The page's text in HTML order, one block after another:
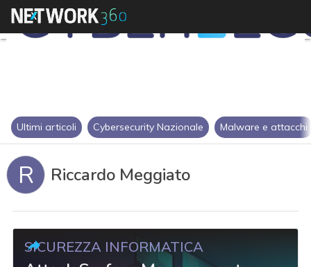
Ultimi articoli Cybersecurity Nazionale Malware e attacchi
R Riccardo Meggiato
SICUREZZA INFORMATICA